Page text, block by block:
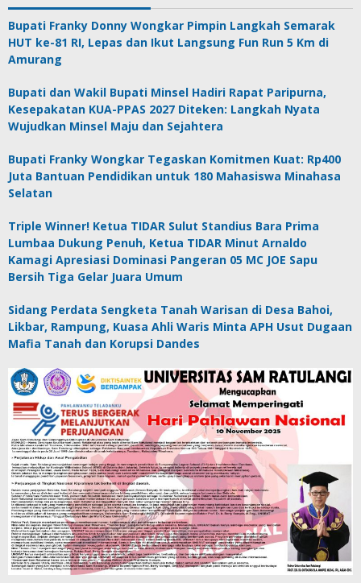
Bupati Franky Donny Wongkar Pimpin Langkah Semarak
HUT ke-81 RI, Lepas dan Ikut Langsung Fun Run 5 Km di
Amurang
Bupati dan Wakil Bupati Minsel Hadiri Rapat Paripurna,
Kesepakatan KUA-PPAS 2027 Diteken: Langkah Nyata
Wujudkan Minsel Maju dan Sejahtera
Bupati Franky Wongkar Tegaskan Komitmen Kuat: Rp400
Juta Bantuan Pendidikan untuk 180 Mahasiswa Minahasa
Selatan
Triple Winner! Ketua TIDAR Sulut Standius Bara Prima
Lumbaa Dukung Penuh, Ketua TIDAR Minut Arnaldo
Kamagi Apresiasi Dominasi Pangeran 05 MC JOE Sapu
Bersih Tiga Gelar Juara Umum
Sidang Perdata Sengketa Tanah Warisan di Desa Bahoi,
Likbar, Rampung, Kuasa Ahli Waris Minta APH Usut Dugaan
Mafia Tanah dan Korupsi Dandes